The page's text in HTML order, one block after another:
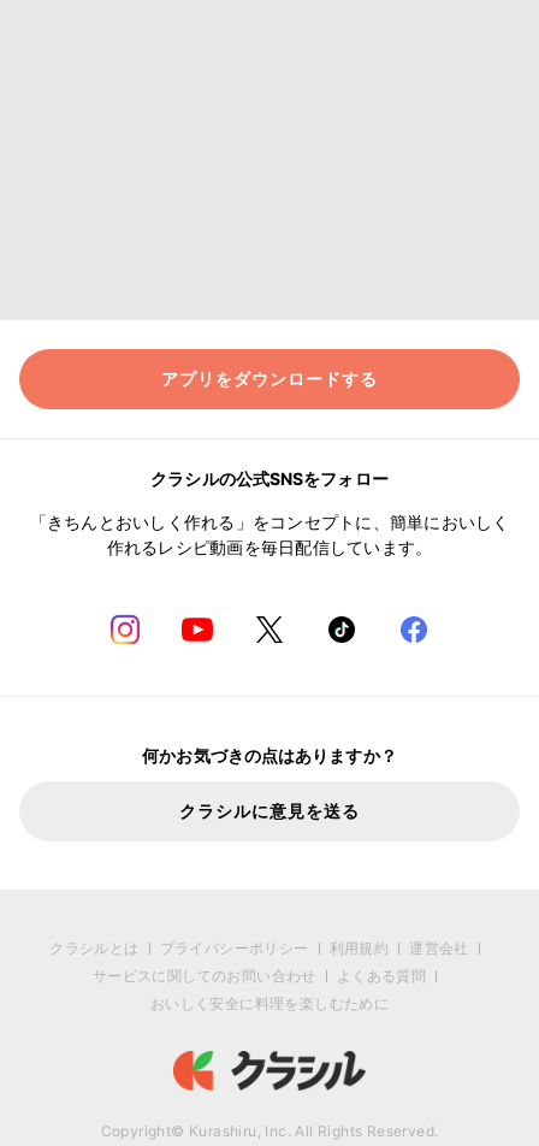
アプリをダウンロードする
クラシルの公式SNSをフォロー
「きちんとおいしく作れる」をコンセプトに、簡単においしく
作れるレシピ動画を毎日配信しています。
何かお気づきの点はありますか？
クラシルに意見を送る
クラシルとは プライバシーポリシー 利用規約
運営会社
サービスに関してのお問い合わせ
よくある質問
おいしく安全に料理を楽しむために
Copyright© Kurashiru, Inc. All Rights Reserved.